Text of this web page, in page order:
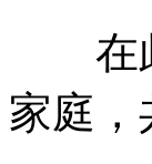
在此
家庭，